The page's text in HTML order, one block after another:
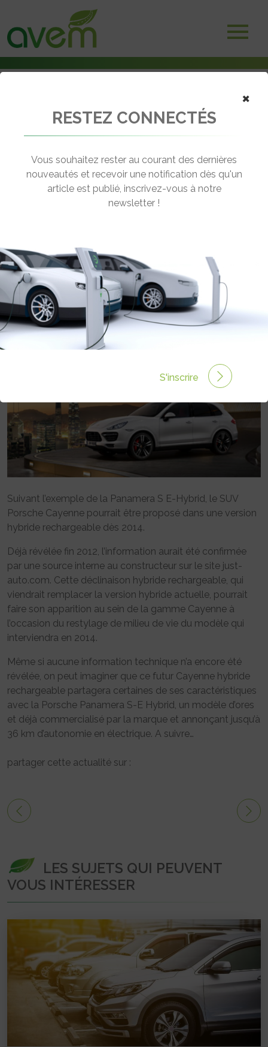
Porsche – Un Cayenne hybride rechargeable en 2014 ?
← Revenir aux actualités
RECHARGEABLE EN 2014 ?
Rédigé par le 26 Oct 2013 à 00:00 0 commentaires
Suivant l’exemple de la Panamera S E-Hybrid, le SUV
Porsche Cayenne pourrait être proposé dans une version
hybride rechargeable dès 2014.
Déjà révélée fin 2012, l’information aurait été confirmée
par une source interne au constructeur sur le site just-
auto.com. Cette déclinaison hybride rechargeable, qui
viendrait remplacer la version hybride actuelle, pourrait
faire son apparition au sein de la gamme Cayenne à
l’occasion du restylage de milieu de vie du modèle qui
interviendra en 2014.
Même si aucune information technique n’a encore été
révélée, on peut imaginer que ce futur Cayenne hybride
rechargeable partagera certaines de ses caractéristiques
avec la Porsche Panamera S-E Hybrid, un modèle d’ores
et déjà commercialisé par la marque et annonçant jusqu’à
36 km d’autonomie en électrique. A suivre…
partager cette actualité sur :
LES SUJETS QUI PEUVENT
VOUS INTÉRESSER
×
RESTEZ CONNECTÉS
Vous souhaitez rester au courant des dernières
nouveautés et recevoir une notification dès qu'un
article est publié, inscrivez-vous à notre
newsletter !
S'inscrire